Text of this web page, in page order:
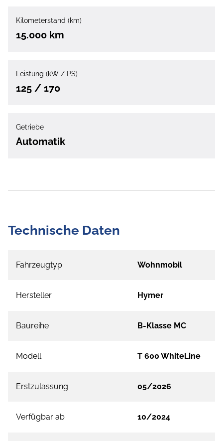
Kilometerstand (km)
15.000 km
Leistung (kW / PS)
125 / 170
Getriebe
Automatik
Technische Daten
Fahrzeugtyp Wohnmobil
Hersteller Hymer
Baureihe B-Klasse MC
Modell T 600 WhiteLine
Erstzulassung 05/2026
Verfügbar ab 10/2024